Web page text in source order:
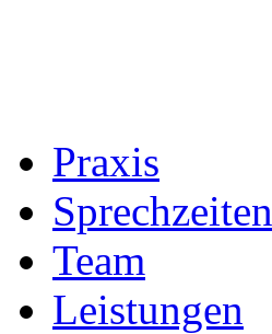
Praxis
Sprechzeiten
Team
Leistungen